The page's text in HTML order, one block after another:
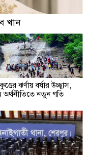
খান
ঝর্ণায় বর্ষার উচ্ছ্বাস,
অর্থনীতিতে নতুন গতি